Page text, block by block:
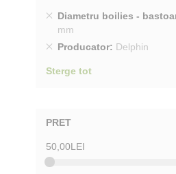
Diametru boilies -
mm
Sterge
produs
Producator
Delphin
Sterge
Sterge tot
PRET
50,00LEI